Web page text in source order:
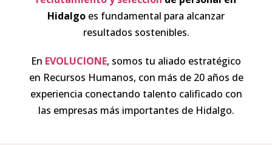
Hidalgo es fundamental para alcanzar
resultados sostenibles.
En EVOLUCIONE, somos tu aliado estratégico
en Recursos Humanos, con más de 20 años de
experiencia conectando talento calificado con
las empresas más importantes de Hidalgo.